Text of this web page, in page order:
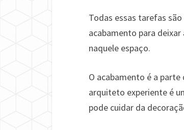
Todas essas tarefas
acabamento para
naquele espaço.
O acabamento é a
arquiteto experiente é
pode cuidar da